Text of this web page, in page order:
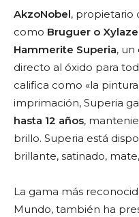
AkzoNobel, propietario
como Bruguer o
Hammerite Superia, un
directo al óxido para
califica como «la
imprimación, Superia
hasta 12 años,
brillo. Superia está
brillante, satinado,
La gama más
Mundo, también ha